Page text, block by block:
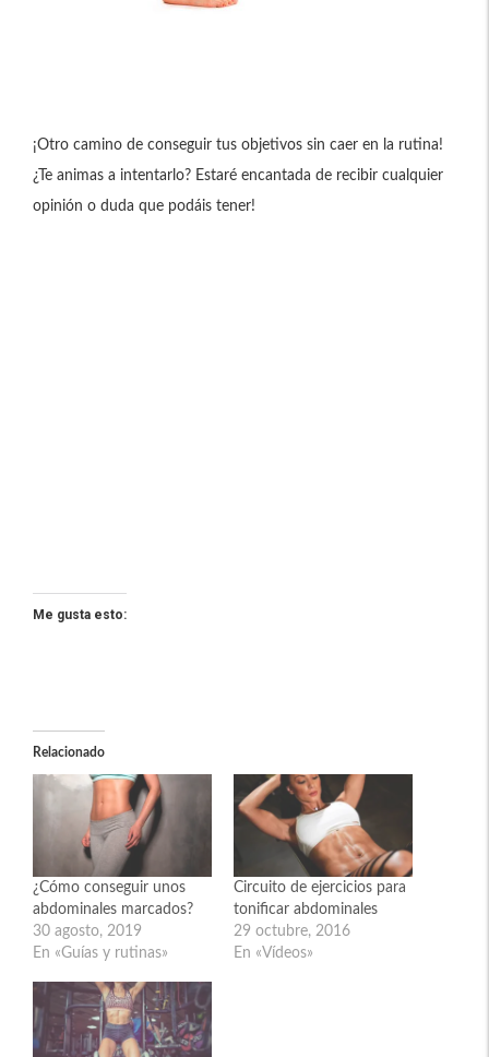
¡Otro camino de conseguir tus objetivos sin caer en la rutina!
¿Te animas a intentarlo? Estaré encantada de recibir cualquier
opinión o duda que podáis tener!
Me gusta esto:
Relacionado
¿Cómo conseguir unos
abdominales marcados?
30 agosto, 2019
En «Guías y rutinas»
Circuito de ejercicios para
tonificar abdominales
29 octubre, 2016
En «Vídeos»